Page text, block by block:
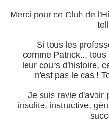
Merci pour ce Club de
Si tous les
comme Patrick...
leur cours d'histoire,
n'est pas le cas !
Je suis ravie d'avoir
insolite, instructive,